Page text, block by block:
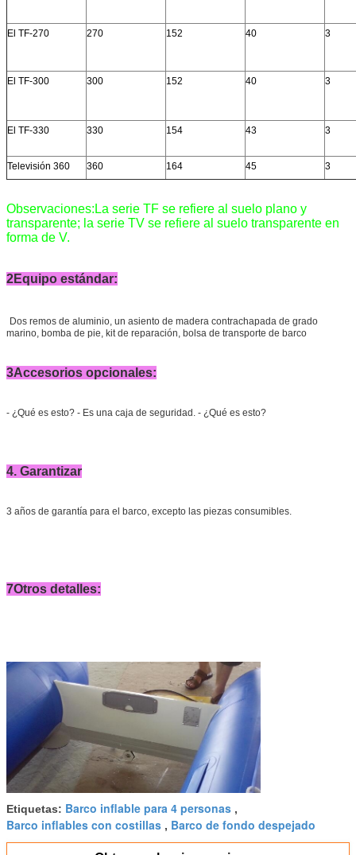
El TF-270 270 152 40 3
El TF-300 300 152 40 3
El TF-330 330 154 43 3
Televisión 360 360 164 45 3
Observaciones:La serie TF se refiere al suelo plano y
transparente; la serie TV se refiere al suelo transparente en
forma de V.
2Equipo estándar:
Dos remos de aluminio, un asiento de madera contrachapada de grado
marino, bomba de pie, kit de reparación, bolsa de transporte de barco
3Accesorios opcionales:
- ¿Qué es esto? - Es una caja de seguridad. - ¿Qué es esto?
4. Garantizar
3 años de garantía para el barco, excepto las piezas consumibles.
7Otros detalles:
Etiquetas: Barco inflable para 4 personas ,
Barco inflables con costillas , Barco de fondo despejado